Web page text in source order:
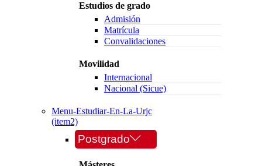
Estudios de grado
Admisión
Matrícula
Convalidaciones
Movilidad
Internacional
Nacional (Sicue)
Menu-Estudiar-En-La-Urjc
(item2)
Postgrado